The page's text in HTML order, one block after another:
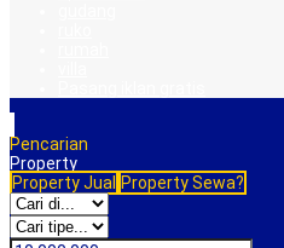
Pencarian
Property
Property Jual Property Sewa?